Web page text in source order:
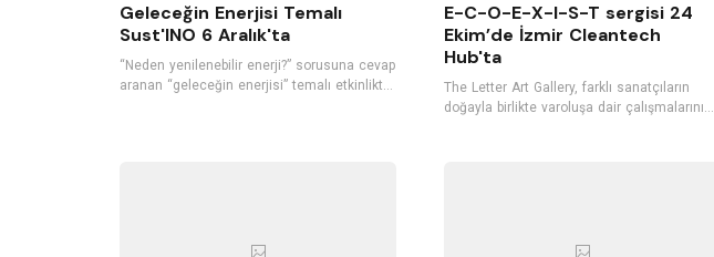
Geleceğin Enerjisi Temalı
Sust'INO 6 Aralık'ta
“Neden yenilenebilir enerji?” sorusuna cevap
aranan “geleceğin enerjisi” temalı etkinlikte
E-C-O-E-X-I-S-T sergisi 24
Ekim’de İzmir Cleantech
Hub'ta
The Letter Art Gallery, farklı sanatçıların
doğayla birlikte varoluşa dair çalışmalarınıE-